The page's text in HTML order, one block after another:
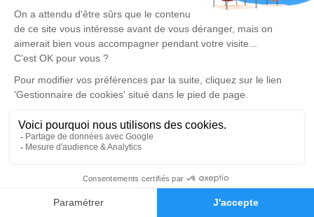
Faire-part Hommages
MOREAU.
Un service de plantation d’arbre hommage est
disponible ici.
Je rends hommage
Cérémonie religieuse
Église Notre Dame du Rosaire de Santenay
21590 Santenay